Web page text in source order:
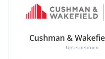
Cushman &
Unternehmen